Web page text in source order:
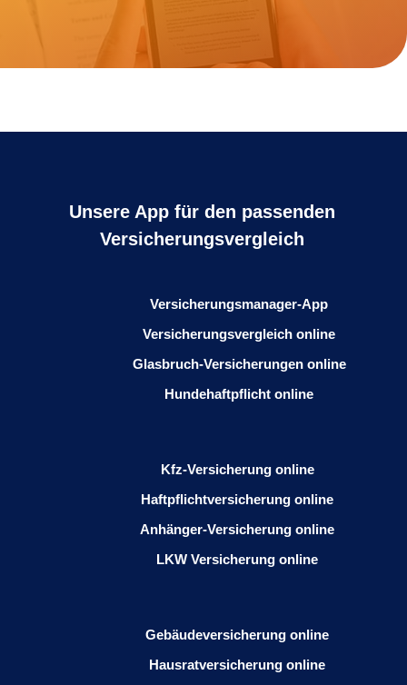
Unsere App für den passenden
Versicherungsvergleich
Versicherungsmanager-App
Versicherungsvergleich online
Glasbruch-Versicherungen online
Hundehaftpflicht online
Kfz-Versicherung online
Haftpflichtversicherung online
Anhänger-Versicherung online
LKW Versicherung online
Gebäudeversicherung online
Hausratversicherung online